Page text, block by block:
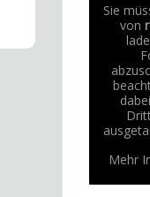
Sie
von
Mehr